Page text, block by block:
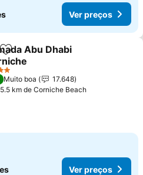
Ver preços
Adicionar aos favoritos
Abu Dhabi
Muito boa
17.648
km de Corniche Beach
Ver preços